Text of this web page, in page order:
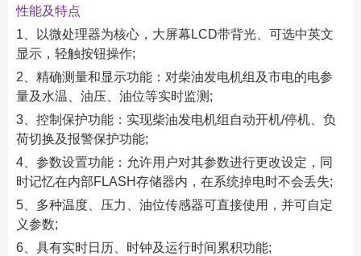
性能及特点
1、以微处理器为核心，大屏幕LCD带背光、可选中英文
显示，轻触按钮操作;
2、精确测量和显示功能：对柴油发电机组及市电的电参
量及水温、油压、油位等实时监测;
3、控制保护功能：实现柴油发电机组自动开机/停机、负
荷切换及报警保护功能;
4、参数设置功能：允许用户对其参数进行更改设定，同
时记忆在内部FLASH存储器内，在系统掉电时不会丢失;
5、多种温度、压力、油位传感器可直接使用，并可自定
义参数;
6、具有实时日历、时钟及运行时间累积功能;